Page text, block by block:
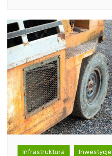
Infrastruktura Inwestycje